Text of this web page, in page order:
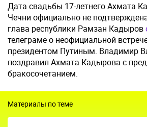
Дата свадьбы 17-летнего Ахмата
Чечни официально не
глава республики Рамзан Кадыров
телеграме о неофициальной
президентом Путиным. Владимир
поздравил Ахмата Кадырова с
бракосочетанием.
Материалы по теме